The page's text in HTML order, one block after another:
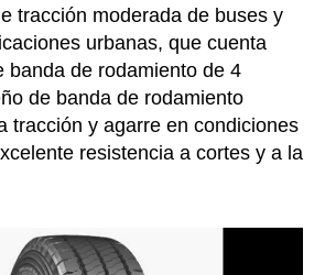
tracción moderada de buses y
urbanas, que cuenta
banda de rodamiento de 4
de banda de rodamiento
tracción y agarre en condiciones
resistencia a cortes y a la